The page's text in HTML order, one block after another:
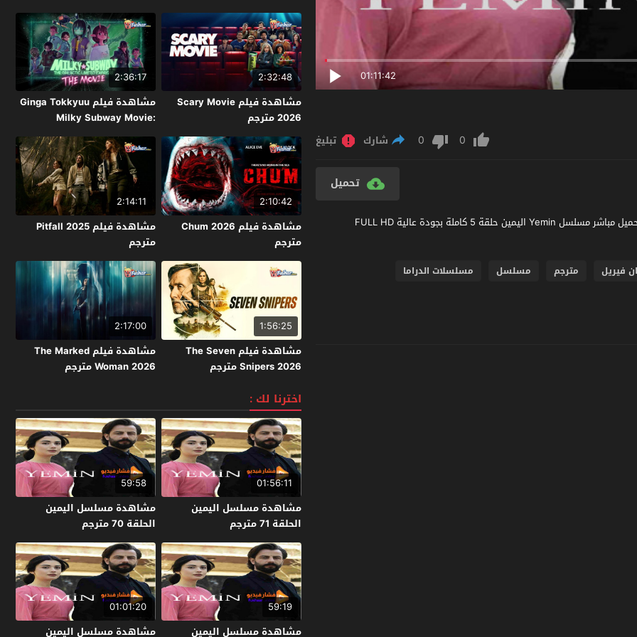
01:11:42
0
0 شارك تبليغ
تحميل
مشاهدة مسلسل اليمين الحلقة 5 مترجم عربي اون لاين مشاهدة و تحميل مباشر مسلسل Yemin اليمين حلقة 5 كاملة بجودة عالية FULL HD
فيريل مترجم مسلسل
مسلسلات الدراما
2:32:48
مشاهدة فيلم Scary Movie
2026 مترجم
2:36:17
مشاهدة فيلم Ginga Tokkyuu
Milky Subway Movie:
Kakueki Teisha Gekijou Yuki
2026 مترجم
2:10:42
مشاهدة فيلم Chum 2026
مترجم
2:14:11
مشاهدة فيلم Pitfall 2025
مترجم
1:56:25
مشاهدة فيلم The Seven
Snipers 2026 مترجم
2:17:00
مشاهدة فيلم The Marked
Woman 2026 مترجم
اخترنا لك :
01:56:11
مشاهدة مسلسل اليمين
الحلقة 71 مترجم
59:58
مشاهدة مسلسل اليمين
الحلقة 70 مترجم
59:19
مشاهدة مسلسل اليمين
01:01:20
مشاهدة مسلسل اليمين